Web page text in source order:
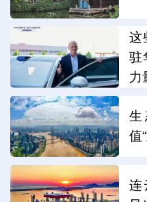
报记者李新雄 通讯员
这
驻
力
值
连